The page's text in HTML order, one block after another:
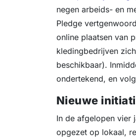
negen arbeids- en
Pledge
online plaatsen van
kledingbedrijven
beschikbaar).
ondertekend, en
Nieuwe
In de afgelopen vier
opgezet op lokaal,